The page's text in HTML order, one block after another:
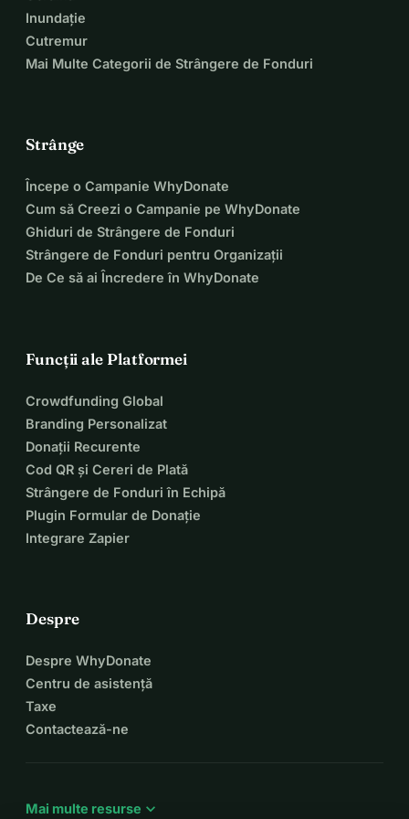
Prin donații, ne ajutați să rămânem independenți, să
amplificăm vocea consumatorilor de bere și să protejăm
cultura berii din Europa pentru generațiile viitoare.
Fiecare contribuție indiferent de mărime face o diferență!
Inundație
Cutremur
Mai Multe Categorii de Strângere de Fonduri
Strânge
Începe o Campanie WhyDonate
Cum să Creezi o Campanie pe WhyDonate
Ghiduri de Strângere de Fonduri
Strângere de Fonduri pentru Organizații
De Ce să ai Încredere în WhyDonate
Funcții ale Platformei
Crowdfunding Global
Branding Personalizat
Donații Recurente
Cod QR și Cereri de Plată
Strângere de Fonduri în Echipă
Plugin Formular de Donație
Integrare Zapier
Despre
Despre WhyDonate
Centru de asistență
Taxe
Contactează-ne
Mai multe resurse expand_more